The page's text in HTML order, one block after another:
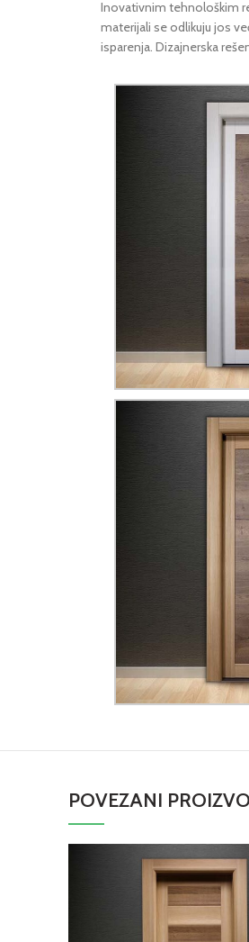
Inovativnim tehnološkim
materijali se odlikuju jos
isparenja. Dizajnerska
POVEZANI